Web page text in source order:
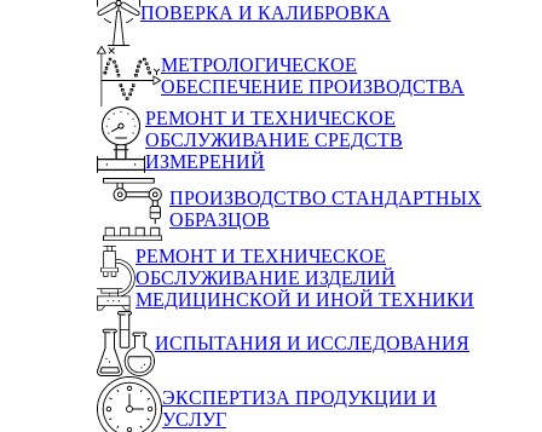
ПОВЕРКА И КАЛИБРОВКА
МЕТРОЛОГИЧЕСКОЕ
ОБЕСПЕЧЕНИЕ ПРОИЗВОДСТВА
РЕМОНТ И ТЕХНИЧЕСКОЕ
ОБСЛУЖИВАНИЕ СРЕДСТВ
ИЗМЕРЕНИЙ
ПРОИЗВОДСТВО СТАНДАРТНЫХ
ОБРАЗЦОВ
РЕМОНТ И ТЕХНИЧЕСКОЕ
ОБСЛУЖИВАНИЕ ИЗДЕЛИЙ
МЕДИЦИНСКОЙ И ИНОЙ ТЕХНИКИ
ИСПЫТАНИЯ И ИССЛЕДОВАНИЯ
ЭКСПЕРТИЗА ПРОДУКЦИИ И
УСЛУГ